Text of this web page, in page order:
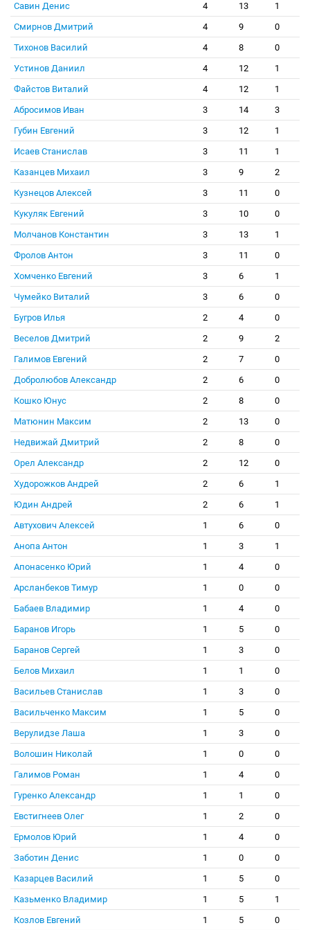
Савин Денис
4 13
1
Смирнов Дмитрий
4 9
0
Тихонов Василий
4 8
0
Устинов Даниил
4 12
1
Файстов Виталий
4 12
1
Абросимов Иван
3 14
3
Губин Евгений
3 12
1
Исаев Станислав
3 11
1
Казанцев Михаил
3 9
2
Кузнецов Алексей
3 11
0
Кукуляк Евгений
3 10
0
Молчанов Константин
3 13
1
Фролов Антон
3 11
0
Хомченко Евгений
3 6
1
Чумейко Виталий
3 6
0
Бугров Илья
2 4
0
Веселов Дмитрий
2 9
2
Галимов Евгений
2 7
0
Добролюбов Александр
2 6
0
Кошко Юнус
2 8
0
Матюнин Максим
2 13
0
Недвижай Дмитрий
2 8
0
Орел Александр
2 12
0
Худорожков Андрей
2 6
1
Юдин Андрей
2 6
1
Автухович Алексей
1 6
0
Анопа Антон
1 3
1
Апонасенко Юрий
1 4
0
Арсланбеков Тимур
1 0
0
Бабаев Владимир
1 4
0
Баранов Игорь
1 5
0
Баранов Сергей
1 3
0
Белов Михаил
1 1
0
Васильев Станислав
1 3
0
Васильченко Максим
1 5
0
Верулидзе Лаша
1 3
0
Волошин Николай
1 0
0
Галимов Роман
1 4
0
Гуренко Александр
1 1
0
Евстигнеев Олег
1 2
0
Ермолов Юрий
1 4
0
Заботин Денис
1 0
0
Казарцев Василий
1 5
0
Казьменко Владимир
1 5
1
Козлов Евгений
1 5
0